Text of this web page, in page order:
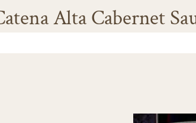
Alta Cabernet